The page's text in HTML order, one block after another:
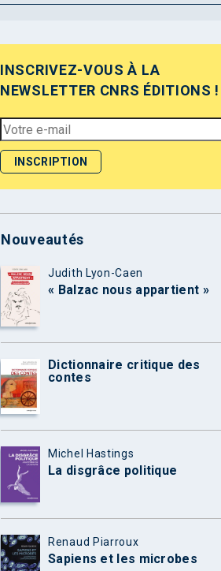
INSCRIVEZ-VOUS À LA
NEWSLETTER CNRS ÉDITIONS !
Nouveautés
Judith Lyon-Caen
« Balzac nous appartient »
Dictionnaire critique des
contes
Michel Hastings
La disgrâce politique
Renaud Piarroux
Sapiens et les microbes